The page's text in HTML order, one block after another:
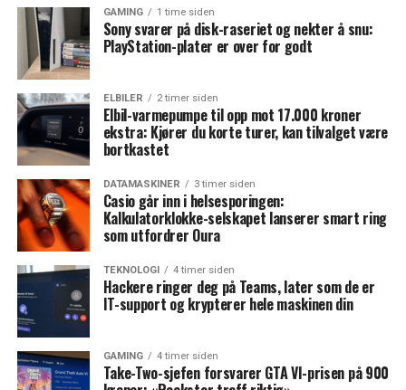
GAMING 1 time siden
Sony svarer på disk-raseriet og nekter å snu:
PlayStation-plater er over for godt
ELBILER 2 timer siden
Elbil-varmepumpe til opp mot 17.000 kroner
ekstra: Kjører du korte turer, kan tilvalget være
bortkastet
DATAMASKINER 3 timer siden
Casio går inn i helsesporingen:
Kalkulatorklokke-selskapet lanserer smart ring
som utfordrer Oura
TEKNOLOGI 4 timer siden
Hackere ringer deg på Teams, later som de er
IT-support og krypterer hele maskinen din
GAMING 4 timer siden
Take-Two-sjefen forsvarer GTA VI-prisen på 900